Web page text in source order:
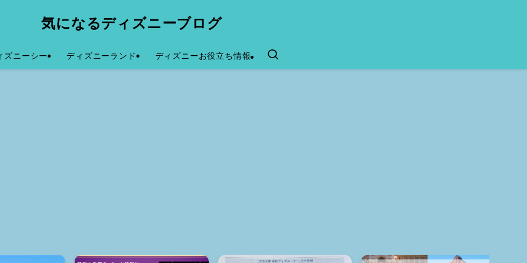
気になるディズニーブログ
ズニーシー ディズニーランド ディズニーお役立ち情報